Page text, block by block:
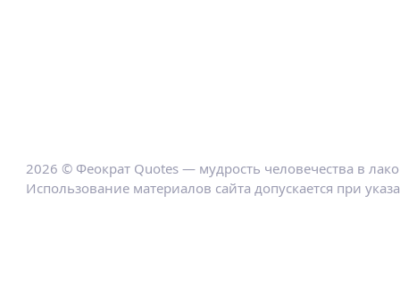
2026 © Феократ Quotes — мудрость человечества в
Использование материалов сайта допускается при